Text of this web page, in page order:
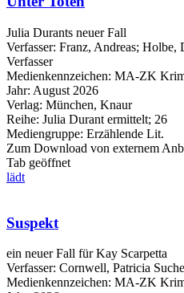
Julia Durants neuer Fall
Verfasser: Franz, Andreas; Holbe,
Verfasser
Medienkennzeichen: MA-ZK
Jahr: August 2026
Verlag: München, Knaur
Reihe: Julia Durant ermittelt; 26
Mediengruppe: Erzählende Lit.
Zum Download von externem
Tab geöffnet
lädt
Suspekt
ein neuer Fall für Kay Scarpetta
Verfasser: Cornwell, Patricia
Medienkennzeichen: MA-ZK